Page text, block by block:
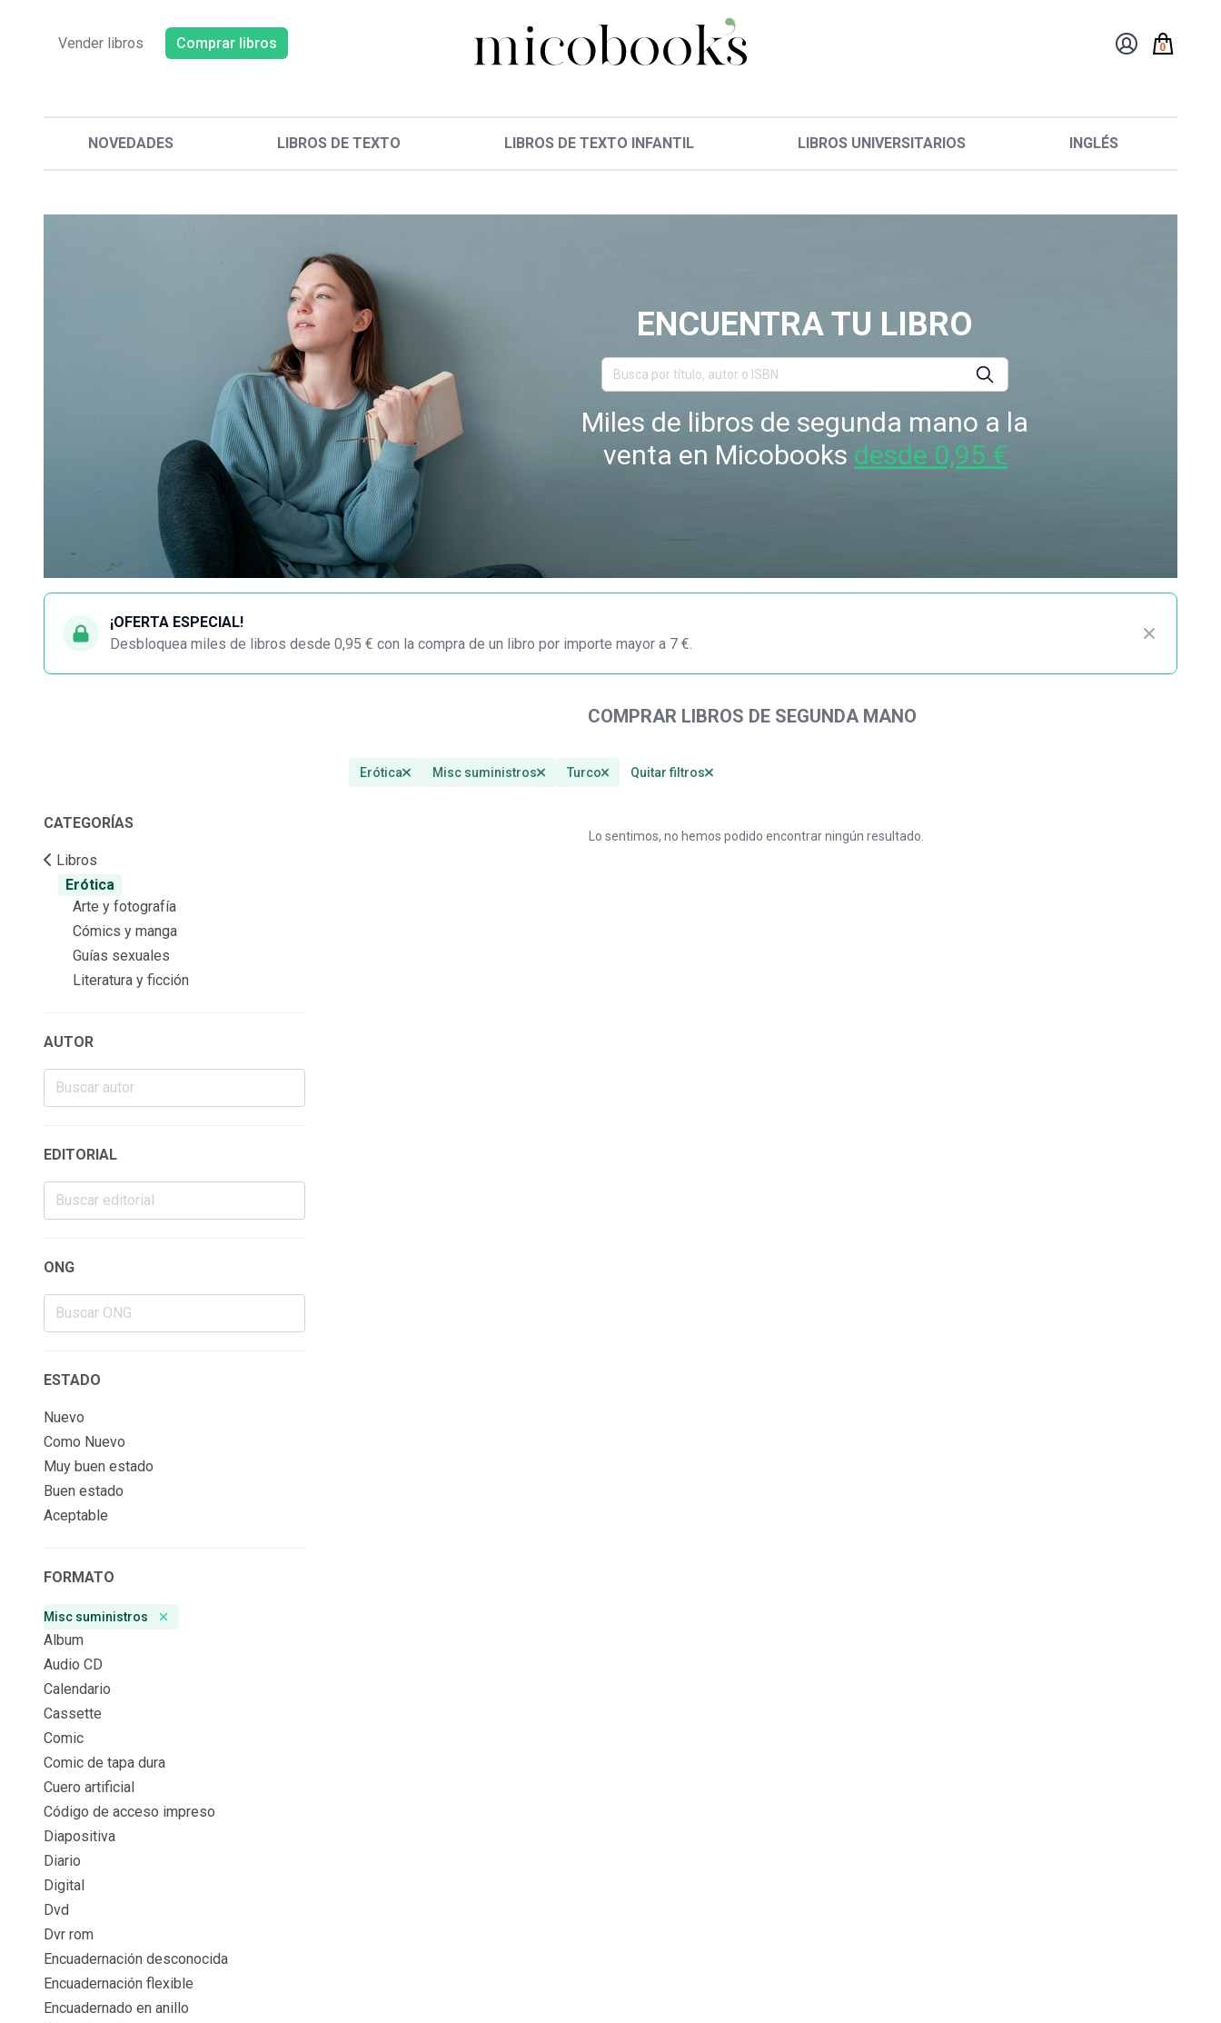
Vender libros Comprar libros 0
NOVEDADES LIBROS DE TEXTO LIBROS DE TEXTO INFANTIL LIBROS UNIVERSITARIOS INGLÉS
ENCUENTRA TU LIBRO
Miles de libros de segunda mano a la
venta en Micobooks desde 0,95 €
¡OFERTA ESPECIAL!
Desbloquea miles de libros desde 0,95 € con la compra de un libro por importe mayor a 7 €.
COMPRAR LIBROS DE SEGUNDA MANO
Erótica Misc suministros Turco Quitar filtros
CATEGORÍAS
Libros
Erótica
Arte y fotografía
Cómics y manga
Guías sexuales
Literatura y ficción
AUTOR
EDITORIAL
ONG
ESTADO
Nuevo
Como Nuevo
Muy buen estado
Buen estado
Aceptable
FORMATO
Misc suministros
Remove badge
Album
Audio CD
Calendario
Cassette
Comic
Comic de tapa dura
Cuero artificial
Código de acceso impreso
Diapositiva
Diario
Digital
Dvd
Dvr rom
Encuadernación desconocida
Encuadernación flexible
Encuadernado en anillo
Lo sentimos, no hemos podido encontrar ningún resultado.